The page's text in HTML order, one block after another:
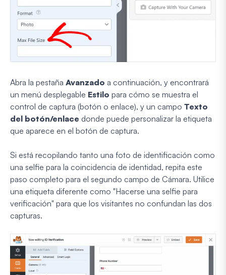
Abra la pestaña Avanzado a continuación, y encontrará
un menú desplegable Estilo para cómo se muestra el
control de captura (botón o enlace), y un campo Texto
del botón/enlace donde puede personalizar la etiqueta
que aparece en el botón de captura.
Si está recopilando tanto una foto de identificación como
una selfie para la coincidencia de identidad, repita este
paso completo para el segundo campo de Cámara. Utilice
una etiqueta diferente como "Hacerse una selfie para
verificación" para que los visitantes no confundan las dos
capturas.